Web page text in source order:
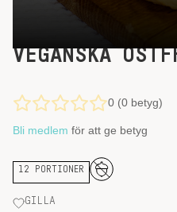
VEGANSKA
0 (0 betyg)
Bli medlem för att ge betyg
12 PORTIONER
GILLA